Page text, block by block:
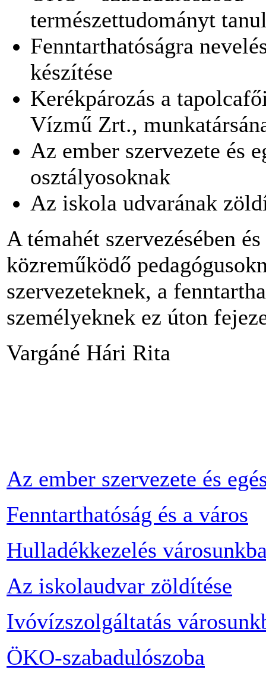
természettudományt
Fenntarthatóságra
készítése
Kerékpározás a
Vízmű Zrt.,
Az ember szervezete és
osztályosoknak
Az iskola udvarának
A témahét szervezésében
közreműködő
szervezeteknek, a
személyeknek ez úton
Vargáné Hári Rita
Az ember szervezete és
Fenntarthatóság és a város
Hulladékkezelés
Az iskolaudvar zöldítése
Ivóvízszolgáltatás
ÖKO-szabadulószoba